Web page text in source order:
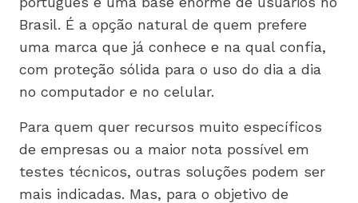
Brasil. É a opção natural de quem prefere
uma marca que já conhece e na qual confia,
com proteção sólida para o uso do dia a dia
no computador e no celular.
Para quem quer recursos muito específicos
de empresas ou a maior nota possível em
testes técnicos, outras soluções podem ser
mais indicadas. Mas, para o objetivo de